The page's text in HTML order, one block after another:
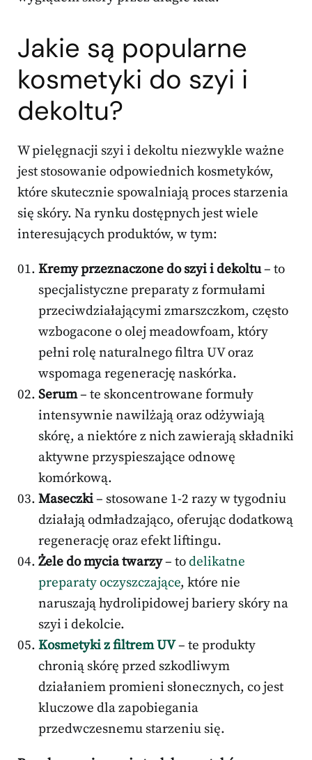
Jakie są popularne
kosmetyki do szyi i
dekoltu?
W pielęgnacji szyi i dekoltu niezwykle ważne
jest stosowanie odpowiednich kosmetyków,
które skutecznie spowalniają proces starzenia
się skóry. Na rynku dostępnych jest wiele
interesujących produktów, w tym:
Kremy przeznaczone do szyi i dekoltu– to
specjalistyczne preparaty z formułami
przeciwdziałającymi zmarszczkom, często
wzbogacone o olej meadowfoam, który
pełni rolę naturalnego filtra UV oraz
wspomaga regenerację naskórka.
Serum– te skoncentrowane formuły
intensywnie nawilżają oraz odżywiają
skórę, a niektóre z nich zawierają składniki
aktywne przyspieszające odnowę
komórkową.
Maseczki– stosowane 1-2 razy w tygodniu
działają odmładzająco, oferując dodatkową
regenerację oraz efekt liftingu.
Żele do mycia twarzy– todelikatne
preparaty oczyszczające, które nie
naruszają hydrolipidowej bariery skóry na
szyi i dekolcie.
Kosmetyki z filtrem UV– te produkty
chronią skórę przed szkodliwym
działaniem promieni słonecznych, co jest
kluczowe dla zapobiegania
przedwczesnemu starzeniu się.